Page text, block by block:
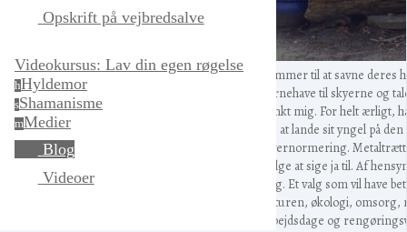
Opskrift på vejbredsalve
Videokursus: Lav din egen røgelse
hHyldemor
sShamanisme
mMedier
Blog
Videoer
kommer til at savne
børnehave til skyerne og
tænkt mig. For helt ærligt,
på, at lande sit yngel på
Overnormering.
vælge at sige ja til. Af
valg. Et valg som vil have
naturen, økologi,
arbejdsdage og